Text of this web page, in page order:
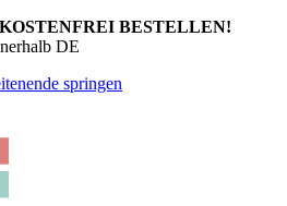
BESTELLEN!
DE
springen